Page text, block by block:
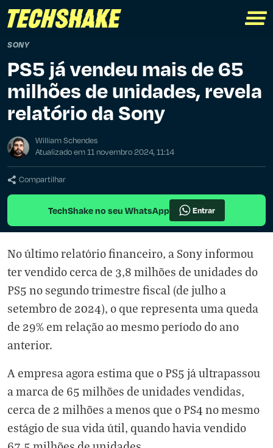
SONY
PS5 já vendeu mais de 65
milhões de unidades, revela
relatório da Sony
William Schendes
Atualizado em 11 novembro 2024, 11:14
Compartilhar
TechShake no seu WhatsApp Entrar
No último relatório financeiro, a Sony informou
ter vendido cerca de 3,8 milhões de unidades do
PS5 no segundo trimestre fiscal (de julho a
setembro de 2024), o que representa uma queda
de 29% em relação ao mesmo período do ano
anterior.
A empresa agora estima que o PS5 já ultrapassou
a marca de 65 milhões de unidades vendidas,
cerca de 2 milhões a menos que o PS4 no mesmo
estágio de sua vida útil, quando havia vendido